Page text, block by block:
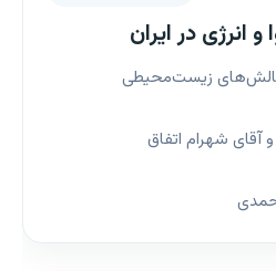
در ایران
زیست‌محیطی
آقای شهرام اتفاق